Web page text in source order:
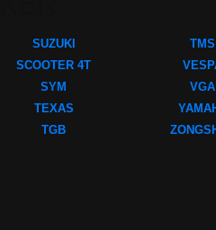
SUZUKI
SCOOTER 4T
SYM
TEXAS
TGB
TMS
VGA